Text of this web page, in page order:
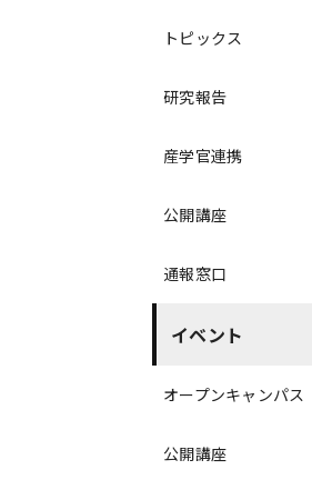
トピックス
研究報告
産学官連携
公開講座
通報窓口
イベント
オープンキャンパス
公開講座